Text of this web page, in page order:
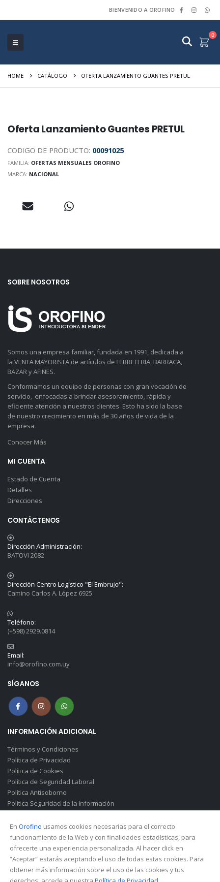
BIENVENIDO A OROFINO
0
HOME CATÁLOGO OFERTA LANZAMIENTO GUANTES PRETUL
Oferta Lanzamiento Guantes PRETUL
CODIGO DE PRODUCTO: 00091025
FAMILIA: OFERTAS MENSUALES OROFINO
MARCA: NACIONAL
SOBRE NOSOTROS
Somos una empresa familiar, fundada en 1991, dedicada a
la VENTA MAYORISTA de artículos de FERRETERIA, BARRACA,
BAZAR y AFINES.
Conformamos un equipo de personas con gran vocación de
servicio, enfocadas a brindar asesoramiento, rápida y
eficiente atención a nuestros clientes. Esto ha sido la base
de nuestro crecimiento en más de 30 años de vida de la
empresa.
Conocer Más
MI CUENTA
Estado de Cuenta
Detalles
Direcciones
CONTÁCTENOS
Dirección Administración:
BATOVI 2082
Dirección Centro Logístico "El Embrujo":
Camino Carlos A. López 6925
Teléfono:
(+598) 2929.0814
Email:
info@orofino.com.uy
SÍGANOS
INFORMACIÓN ADICIONAL
Términos y Condiciones
Política de Privacidad
Política de Cookies
Política de Seguridad Laboral
Política Antisoborno
Política Seguridad de la Información
Canal de Denuncias(Soborno)
En Orofino usamos cookies necesarias para el correcto
funcionamiento de la Web y con finalidades estadísticas, para
ofrecerte una experiencia personalizada. Al hacer click en
“Aceptar” estarás aceptando el uso de todas estas cookies. Para
obtener más información sobre el uso de las cookies y tus